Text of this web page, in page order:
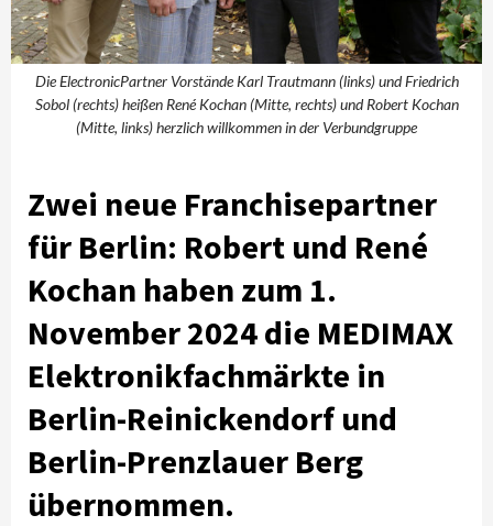
Die ElectronicPartner Vorstände Karl Trautmann (links) und Friedrich
Sobol (rechts) heißen René Kochan (Mitte, rechts) und Robert Kochan
(Mitte, links) herzlich willkommen in der Verbundgruppe
Zwei neue Franchisepartner
für Berlin: Robert und René
Kochan haben zum 1.
November 2024 die MEDIMAX
Elektronikfachmärkte in
Berlin-Reinickendorf und
Berlin-Prenzlauer Berg
übernommen.